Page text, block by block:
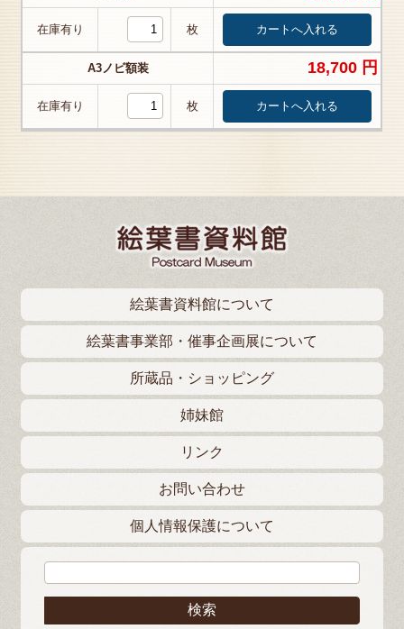
在庫有り 枚
A3ノビ額装 18,700 円
在庫有り 枚
絵葉書資料館について
絵葉書事業部・催事企画展について
所蔵品・ショッピング
姉妹館
リンク
お問い合わせ
個人情報保護について